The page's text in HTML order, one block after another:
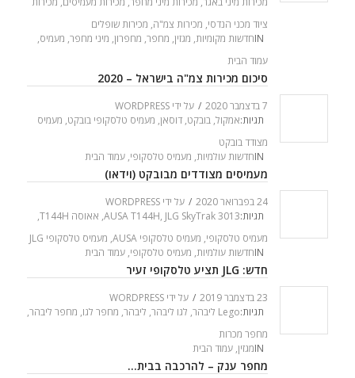
INחדשות מקומיות, מגזין, מחפר, מחפרון, מיני מחפר, מעמיס,
עמוד הבית
ציוד מכני הנדסי, מכירות צמ"ה, מכירות שופלים
סיכום מכירות צמ"ה בישראל – 2020
7 בדצמבר 2020 / על ידי WORDPRESS
INחדשות עולמיות, מעמיס טלסקופי, עמוד הבית
תגיות:אמקול, בובקט, דוסאן, מעמיס טלסקופי בובקט, מעמיס
מצודד בובקט
מעמיסים מצודדים מבובקט (וידאו)
24 בפברואר 2020 / על ידי WORDPRESS
INחדשות עולמיות, מעמיס טלסקופי, עמוד הבית
תגיות: AUSA T144H, JLG SkyTrak 3013
, אאוסה T144H
,
מעמיס טלסקופי, מעמיס טלסקופי AUSA , מעמיס טלסקופי JLG
חדש: JLG תציע טלסקופי זעיר
23 בדצמבר 2019 / על ידי WORDPRESS
INמגזין, עמוד הבית
תגיות:Lego ליבהר , לגו ליבהר, ליבהר, מחפר לגו, מחפר ליבהר,
מחפר מכרות
מחפר ענק – להרכבה בבית…